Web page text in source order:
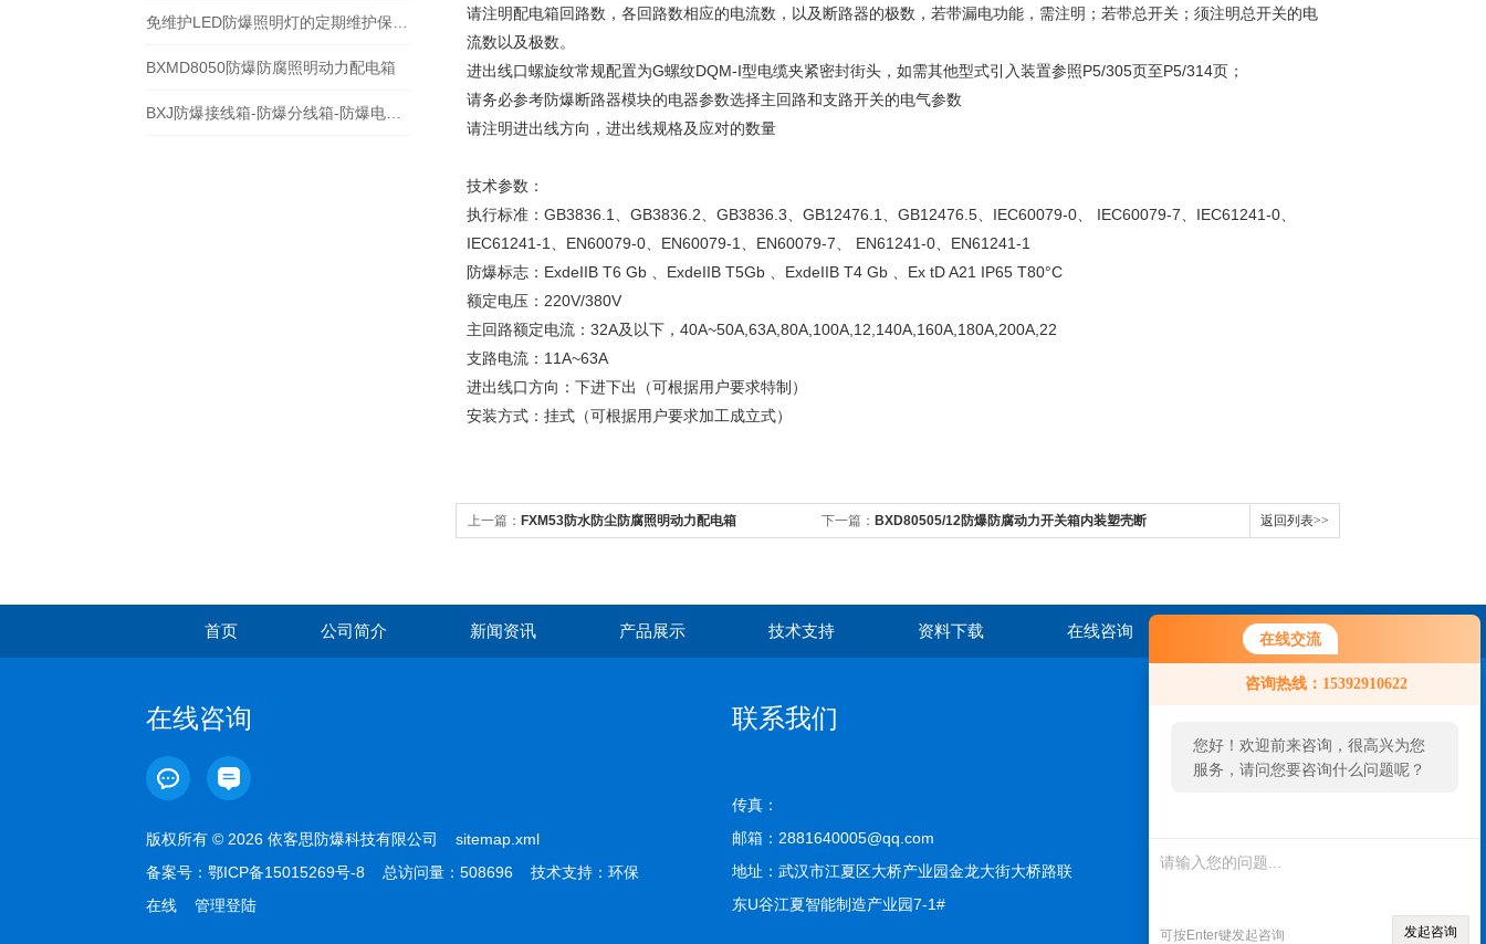
在线交流
咨询热线：15392910622
您好！欢迎前来咨询，很高兴为您
服务，请问您要咨询什么问题呢？
可按Enter键发起咨询 发起咨询
BXMD8050防爆防腐照明动力配电箱
请注明配电箱回路数，各回路数相应的电流数，以及断路器的极数，若带漏电功能，需注明；若带总开关；须注明总开关的电
流数以及极数。
进出线口螺旋纹常规配置为G螺纹DQM-I型电缆夹紧密封街头，如需其他型式引入装置参照P5/305页至P5/314页；
请务必参考防爆断路器模块的电器参数选择主回路和支路开关的电气参数
请注明进出线方向，进出线规格及应对的数量
技术参数：
执行标准：GB3836.1、GB3836.2、GB3836.3、GB12476.1、GB12476.5、IEC60079-0、 IEC60079-7、IEC61241-0、
IEC61241-1、EN60079-0、EN60079-1、EN60079-7、 EN61241-0、EN61241-1
防爆标志：ExdeIIB T6 Gb 、ExdeIIB T5Gb 、ExdeIIB T4 Gb 、Ex tD A21 IP65 T80°C
额定电压：220V/380V
主回路额定电流：32A及以下，40A~50A,63A,80A,100A,12,140A,160A,180A,200A,22
支路电流：11A~63A
进出线口方向：下进下出（可根据用户要求特制）
安装方式：挂式（可根据用户要求加工成立式）
上一篇： FXM53防水防尘防腐照明动力配电箱 下一篇： BXD80505/12防爆防腐动力开关箱内装塑壳断 返回列表>>
首页 公司简介 新闻资讯 产品展示 技术支持 资料下载 在线咨询 联系我们
在线咨询
版权所有 © 2026 依客思防爆科技有限公司 sitemap.xml
备案号： 鄂ICP备15015269号-8 总访问量：508696 技术支持： 环保
在线
管理登陆
联系我们
传真：
邮箱：2881640005@qq.com
地址：武汉市江夏区大桥产业园金龙大街大桥路联
东U谷江夏智能制造产业园7-1#
扫一扫，关注我们